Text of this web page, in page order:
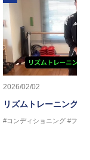
2026/02/02
リズムトレーニング
#コンディショニング #フィ